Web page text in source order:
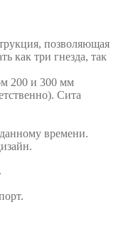
позволяющая
как три гнезда, так
200 и 300 мм
Сита
времени.